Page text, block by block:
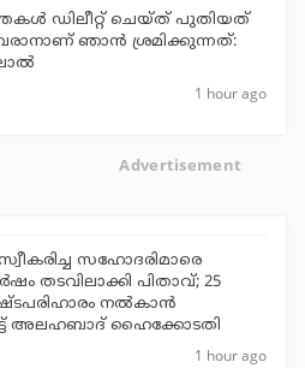
ഡിലീറ്റ് ചെയ്ത് പുതിയത്
ഞാന്‍ ശ്രമിക്കുന്നത്:
1 hour ago
Advertisement
സഹോദരിമാരെ
തടവിലാക്കി പിതാവ്; 25
നല്‍കാന്‍
അലഹബാദ് ഹൈക്കോടതി
1 hour ago